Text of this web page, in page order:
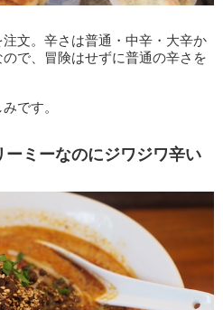
文。辛さは普通・中辛・大辛か
で、冒険はせずに普通の辛さを
です。
ミーなのにジワジワ辛い